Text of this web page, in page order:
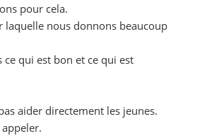
pour cela.
laquelle nous donnons beaucoup
ce qui est bon et ce qui est
aider directement les jeunes.